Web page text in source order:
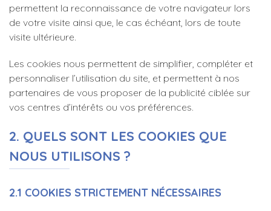
permettent la reconnaissance de votre navigateur lors
de votre visite ainsi que, le cas échéant, lors de toute
visite ultérieure.
Les cookies nous permettent de simplifier, compléter et
personnaliser l’utilisation du site, et permettent à nos
partenaires de vous proposer de la publicité ciblée sur
vos centres d’intérêts ou vos préférences.
2. QUELS SONT LES COOKIES QUE
NOUS UTILISONS ?
2.1 COOKIES STRICTEMENT NÉCESSAIRES